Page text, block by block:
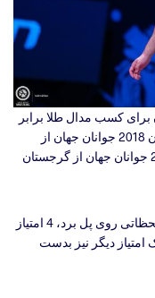
جهان برای کسب مدال طلا برابر
هم قرار گرفتند. آروی مارتین ساوولاینن قهرمان 2018 جوانان جهان از
فنلاند در این مسابقه گئورگی ملیا قهرمان 2016 جوانان جهان از گرجستان
کشتی گیر فنلاندی با یک خاک که حریف را نیز لحظاتی روی پل برد، 4 امتیاز
دیگر نیز بدست